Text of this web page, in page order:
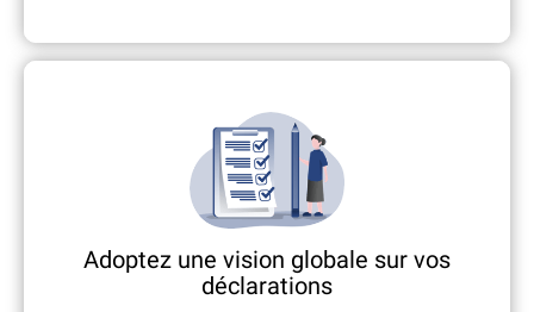
Adoptez une vision globale sur vos
déclarations